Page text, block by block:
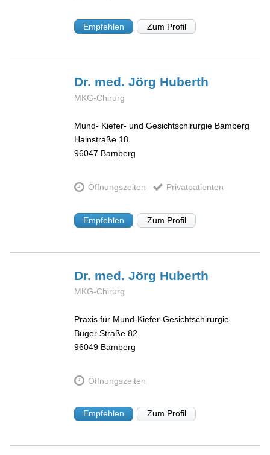
Empfehlen Zum Profil
Dr. med. Jörg Huberth
MKG-Chirurg
Mund- Kiefer- und Gesichtschirurgie Bamberg
Hainstraße 18
96047 Bamberg
Öffnungszeiten Privatpatienten
Empfehlen Zum Profil
Dr. med. Jörg Huberth
MKG-Chirurg
Praxis für Mund-Kiefer-Gesichtschirurgie
Buger Straße 82
96049 Bamberg
Öffnungszeiten
Empfehlen Zum Profil